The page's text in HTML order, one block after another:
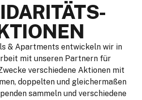
& Apartments entwickeln wir in
mit unseren Partnern für
verschiedene Aktionen mit
doppelten und gleichermaßen
sammeln und verschiedene